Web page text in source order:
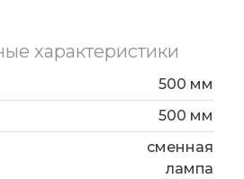
характеристики
500 мм
500 мм
сменная
лампа